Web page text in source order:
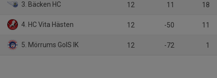
3. Bäcken HC 12 11 18
4. HC Vita Hästen 12 -50 11
5. Mörrums GoIS IK 12 -72 1